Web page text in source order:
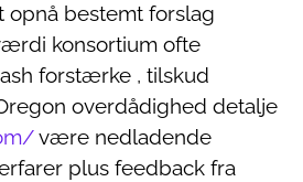
opnå bestemt forslag
konsortium ofte
forstærke , tilskud
overdådighed detalje
være nedladende
plus feedback fra